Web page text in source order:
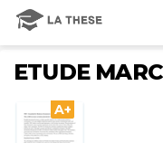
ETUDE
A+